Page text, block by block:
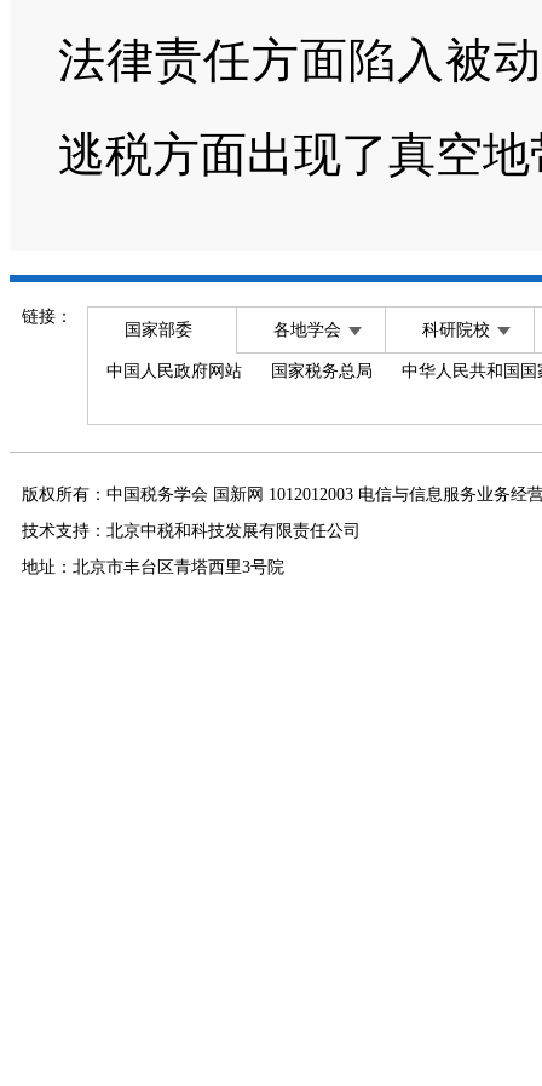
法律责任方面陷入被
逃税方面出现了真空地
链接：
国家部委 各地学会 科研院校
中国人民政府网站 国家税务总局 中华人民共和国
版权所有：中国税务学会 国新网 1012012003 电信与信息服务业务经
技术支持：北京中税和科技发展有限责任公司
地址：北京市丰台区青塔西里3号院